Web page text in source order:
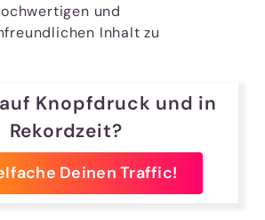
und
Inhalt zu
Knopfdruck und in
Rekordzeit?
Deinen Traffic!